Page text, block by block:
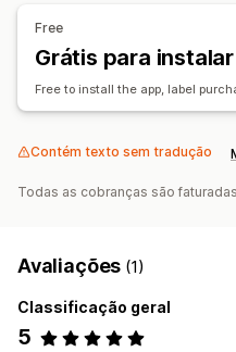
Free
Grátis para instalar
Free to install the app, label
Contém texto sem tradução
Todas as cobranças são
Avaliações (1)
Classificação geral
5